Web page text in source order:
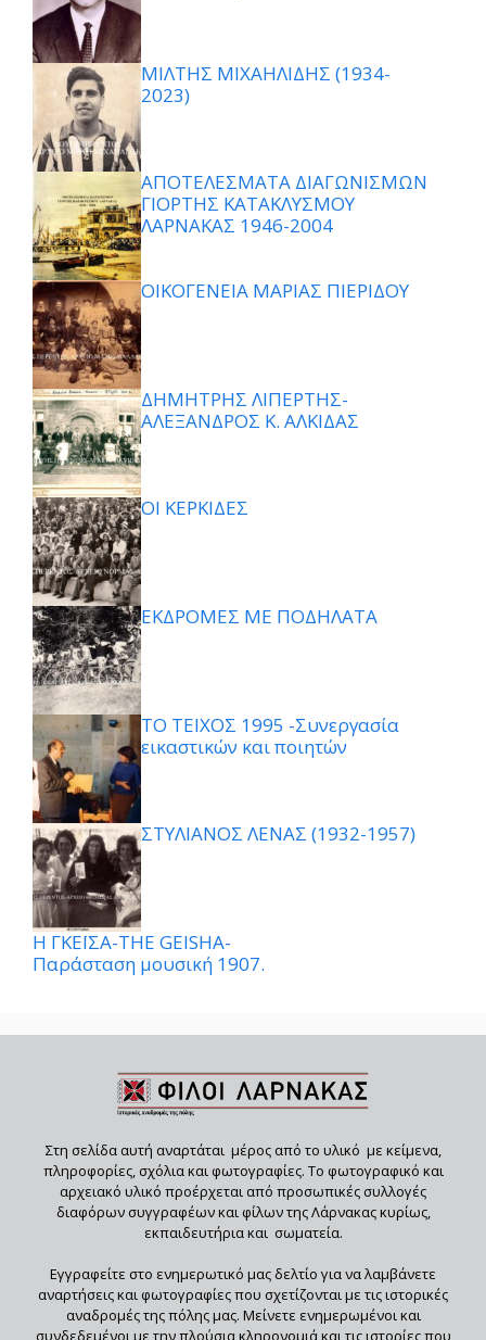
ΜΙΛΤΗΣ ΜΙΧΑΗΛΙΔΗΣ (1934-
2023)
ΑΠΟΤΕΛΕΣΜΑΤΑ ΔΙΑΓΩΝΙΣΜΩΝ
ΓΙΟΡΤΗΣ ΚΑΤΑΚΛΥΣΜΟΥ
ΛΑΡΝΑΚΑΣ 1946-2004
ΟΙΚΟΓΕΝΕΙΑ ΜΑΡΙΑΣ ΠΙΕΡΙΔΟΥ
ΔΗΜΗΤΡΗΣ ΛΙΠΕΡΤΗΣ-
ΑΛΕΞΑΝΔΡΟΣ Κ. ΑΛΚΙΔΑΣ
ΟΙ ΚΕΡΚΙΔΕΣ
ΕΚΔΡΟΜΕΣ ΜΕ ΠΟΔΗΛΑΤΑ
ΤΟ ΤΕΙΧΟΣ 1995 -Συνεργασία
εικαστικών και ποιητών
ΣΤΥΛΙΑΝΟΣ ΛΕΝΑΣ (1932-1957)
Η ΓΚΕΪΣΑ-THE GEISHA-
Παράσταση μουσική 1907.
Στη σελίδα αυτή αναρτάται μέρος από το υλικό με κείμενα,
πληροφορίες, σχόλια και φωτογραφίες. Το φωτογραφικό και
αρχειακό υλικό προέρχεται από προσωπικές συλλογές
διαφόρων συγγραφέων και φίλων της Λάρνακας κυρίως,
εκπαιδευτήρια και σωματεία.
Εγγραφείτε στο ενημερωτικό μας δελτίο για να λαμβάνετε
αναρτήσεις και φωτογραφίες που σχετίζονται με τις ιστορικές
αναδρομές της πόλης μας. Μείνετε ενημερωμένοι και
συνδεδεμένοι με την πλούσια κληρονομιά και τις ιστορίες που